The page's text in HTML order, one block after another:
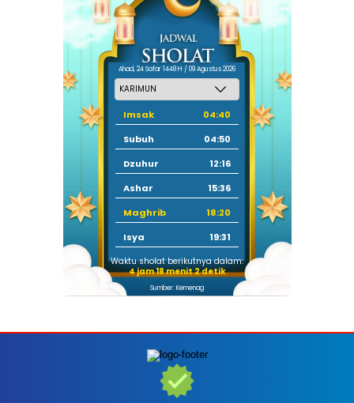
Ahad, 24 Safar 1448 H / 09 Agustus 2026
Imsak
04:40
Subuh
04:50
Dzuhur
12:16
Ashar
15:36
Maghrib
18:20
Isya
19:31
Waktu sholat berikutnya dalam:
4 jam 18 menit 0 detik
Sumber: Kemenag